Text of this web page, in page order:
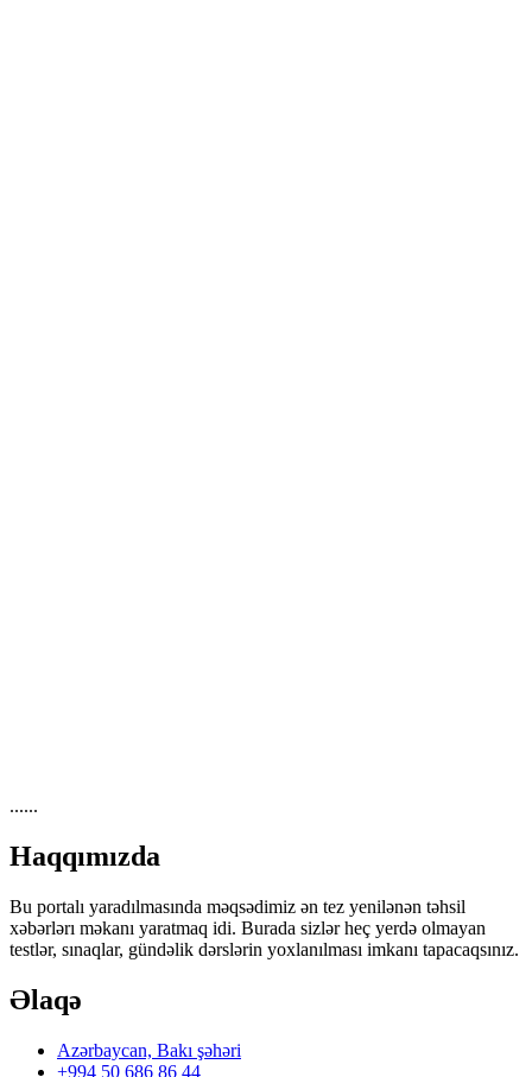
......
Haqqımızda
Bu portalı yaradılmasında məqsədimiz ən tez yenilənən təhsil
xəbərlərı məkanı yaratmaq idi. Burada sizlər heç yerdə olmayan
testlər, sınaqlar, gündəlik dərslərin yoxlanılması imkanı tapacaqsınız.
Əlaqə
Azərbaycan, Bakı şəhəri
+994 50 686 86 44